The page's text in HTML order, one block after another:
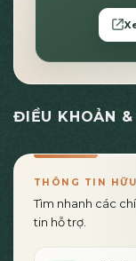
ĐIỀU KHOẢN &
THÔNG TIN
Tìm nhanh các
tin hỗ trợ.